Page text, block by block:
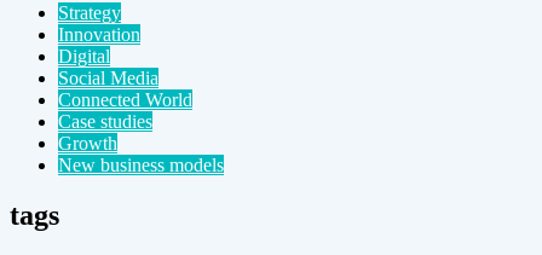
Strategy
Innovation
Digital
Social Media
Connected World
Case studies
Growth
New business models
tags